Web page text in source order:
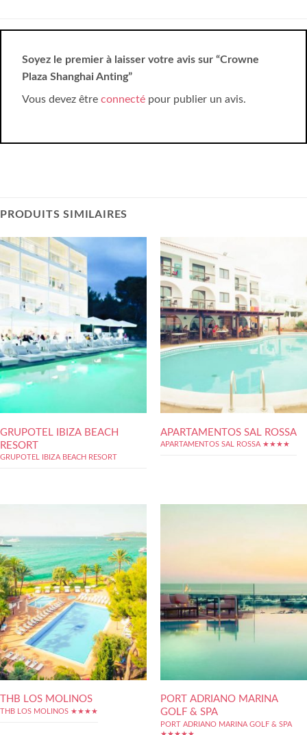
Soyez le premier à laisser votre avis sur “Crowne
Plaza Shanghai Anting”
Vous devez être connecté pour publier un avis.
PRODUITS SIMILAIRES
GRUPOTEL IBIZA BEACH
RESORT
GRUPOTEL IBIZA BEACH RESORT
APARTAMENTOS SAL ROSSA
APARTAMENTOS SAL ROSSA ★★★★
THB LOS MOLINOS
THB LOS MOLINOS ★★★★
PORT ADRIANO MARINA
GOLF & SPA
PORT ADRIANO MARINA GOLF & SPA